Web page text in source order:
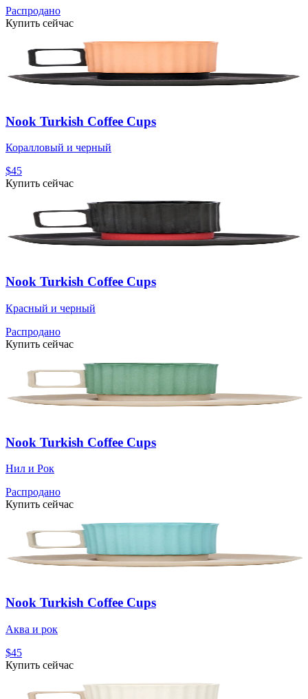
Распродано
Купить сейчас
Nook Turkish Coffee Cups
Коралловый и черный
$45
Купить сейчас
Nook Turkish Coffee Cups
Красный и черный
Распродано
Купить сейчас
Nook Turkish Coffee Cups
Нил и Рок
Распродано
Купить сейчас
Nook Turkish Coffee Cups
Аква и рок
$45
Купить сейчас